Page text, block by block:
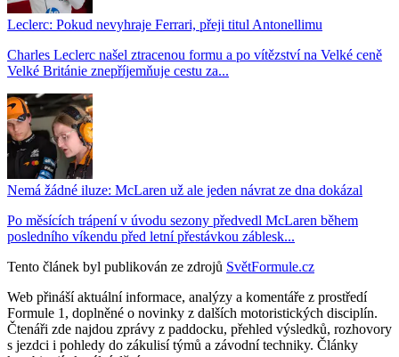
Leclerc: Pokud nevyhraje Ferrari, přeji titul Antonellimu
Charles Leclerc našel ztracenou formu a po vítězství na Velké ceně
Velké Británie znepříjemňuje cestu za...
Nemá žádné iluze: McLaren už ale jeden návrat ze dna dokázal
Po měsících trápení v úvodu sezony předvedl McLaren během
posledního víkendu před letní přestávkou záblesk...
Tento článek byl publikován ze zdrojů SvětFormule.cz
Web přináší aktuální informace, analýzy a komentáře z prostředí
Formule 1, doplněné o novinky z dalších motoristických disciplín.
Čtenáři zde najdou zprávy z paddocku, přehled výsledků, rozhovory
s jezdci i pohledy do zákulisí týmů a závodní techniky. Články